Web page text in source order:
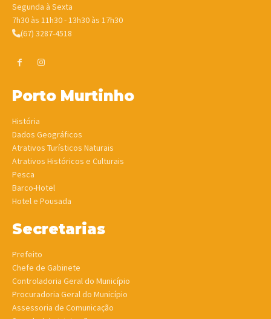
Segunda à Sexta
7h30 às 11h30 - 13h30 às 17h30
(67) 3287-4518
Porto Murtinho
História
Dados Geográficos
Atrativos Turísticos Naturais
Atrativos Históricos e Culturais
Pesca
Barco-Hotel
Hotel e Pousada
Secretarias
Prefeito
Chefe de Gabinete
Controladoria Geral do Município
Procuradoria Geral do Município
Assessoria de Comunicação